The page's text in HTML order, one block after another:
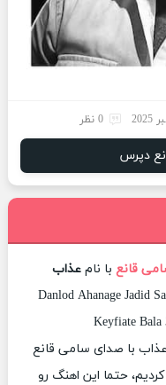
0 نظر
دپرس
قانع با نام عذاب
Danlod Ahanage Jadid
Keyfiate Bala
عذاب با صدای سامی قانع
حتما این اهنگ رو